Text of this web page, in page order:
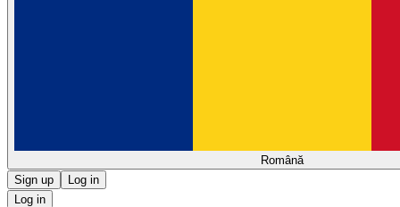
Română
Sign up
Log in
Log in